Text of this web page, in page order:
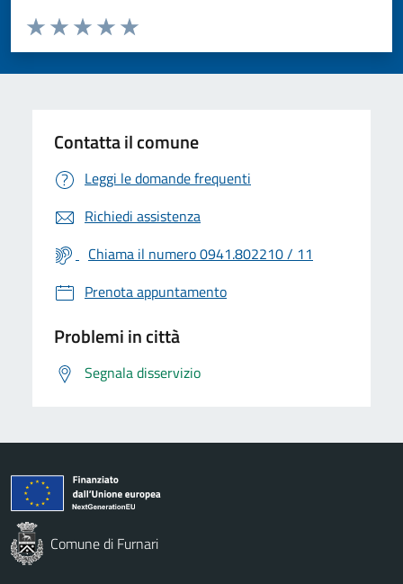
Valuta da 1 a 5 stelle la pagina
Valuta 5 stelle su 5
Valuta 4 stelle su 5
Valuta 3 stelle su 5
Valuta 2 stelle su 5
Valuta 1 stelle su 5
Contatta il comune
Leggi le domande frequenti
Richiedi assistenza
Chiama il numero 0941.802210 / 11
Prenota appuntamento
Problemi in città
Segnala disservizio
Comune di Furnari